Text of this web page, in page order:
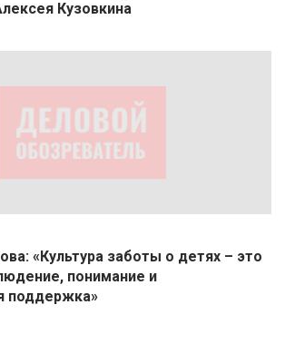
Кузовкина
«Культура заботы о детях – это
понимание и
поддержка»